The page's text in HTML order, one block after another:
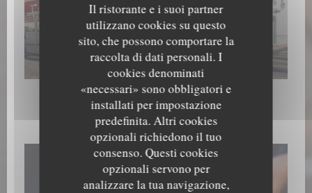
Il ristorante e i suoi partner
utilizzano cookies su questo
sito, che possono comportare la
raccolta di dati personali. I
cookies denominati
«necessari» sono obbligatori e
installati per impostazione
predefinita. Altri cookies
opzionali richiedono il tuo
consenso. Questi cookies
opzionali servono per
analizzare la tua navigazione,
Extérieur
Les plats